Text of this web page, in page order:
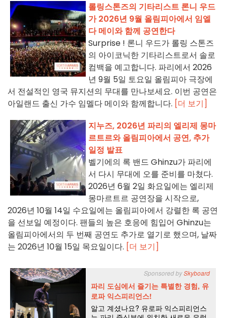
롤링스톤즈의 기타리스트 론니 우드
가 2026년 9월 올림피아에서 임엘
다 메이와 함께 공연한다
Surprise ! 론니 우드가 롤링 스톤즈
의 아이코닉한 기타리스트로서 솔로
컴백을 예고합니다. 파리에서 2026
년 9월 5일 토요일 올림피아 극장에
서 전설적인 영국 뮤지션의 무대를 만나보세요. 이번 공연은
아일랜드 출신 가수 임멜다 메이와 함께합니다. [더 보기]
지누즈, 2026년 파리의 엘리제 몽마
르트르와 올림피아에서 공연, 추가
일정 발표
벨기에의 록 밴드 Ghinzu가 파리에
서 다시 무대에 오를 준비를 마쳤다.
2026년 6월 2일 화요일에는 엘리제
몽마르트르 공연장을 시작으로,
2026년 10월 14일 수요일에는 올림피아에서 강렬한 록 공연
을 선보일 예정이다. 팬들의 높은 호응에 힘입어 Ghinzu는
올림피아에서의 두 번째 공연도 추가로 열기로 했으며, 날짜
는 2026년 10월 15일 목요일이다. [더 보기]